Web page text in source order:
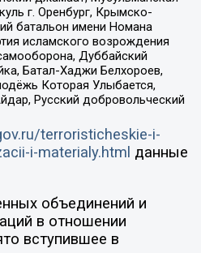
г. Оренбург, Крымско-
батальон имени Номана
исламского возрождения
Дуббайский
Батал-Хаджи Белхороев,
Которая Улыбается,
Русский добровольческий
terroristicheskie-i-
i-materialy.html данные
объединений и
в отношении
вступившее в